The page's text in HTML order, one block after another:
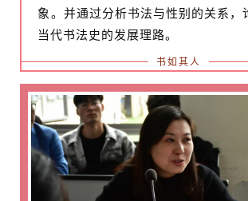
象。并通过分析书法与性别的关系，
当代书法史的发展理路。
书如其人